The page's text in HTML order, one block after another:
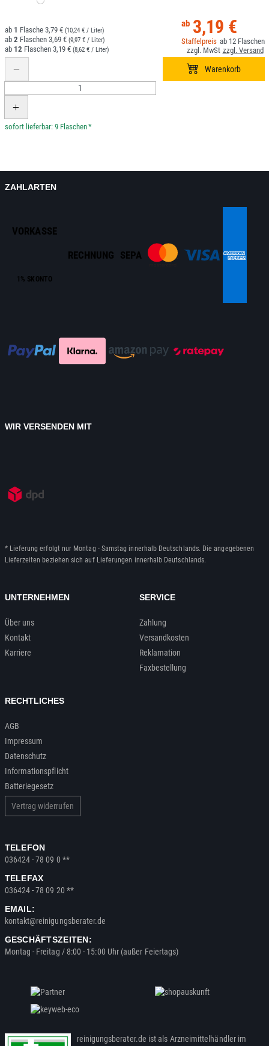
3,19 €
12
1 3,79 € (10,24 € / Liter)
2 3,69 € (9,97 € / Liter)
12 3,19 € (8,62 € / Liter)
*
ZAHLARTEN
VORKASSE
1% SKONTO
RECHNUNG SEPA
WIR VERSENDEN MIT
* Lieferung erfolgt nur Montag - Samstag innerhalb Deutschlands. Die angegebenen
Lieferzeiten beziehen sich auf Lieferungen innerhalb Deutschlands.
UNTERNEHMEN
Über uns
Kontakt
Karriere
SERVICE
Zahlung
Versandkosten
Reklamation
Faxbestellung
RECHTLICHES
AGB
Impressum
Datenschutz
Informationspflicht
Batteriegesetz
Vertrag widerrufen
TELEFON
036424 - 78 09 0 **
TELEFAX
036424 - 78 09 20 **
EMAIL:
kontakt@reinigungsberater.de
GESCHÄFTSZEITEN:
Montag - Freitag / 8:00 - 15:00 Uhr (außer Feiertags)
reinigungsberater.de ist als Arzneimittelhändler im